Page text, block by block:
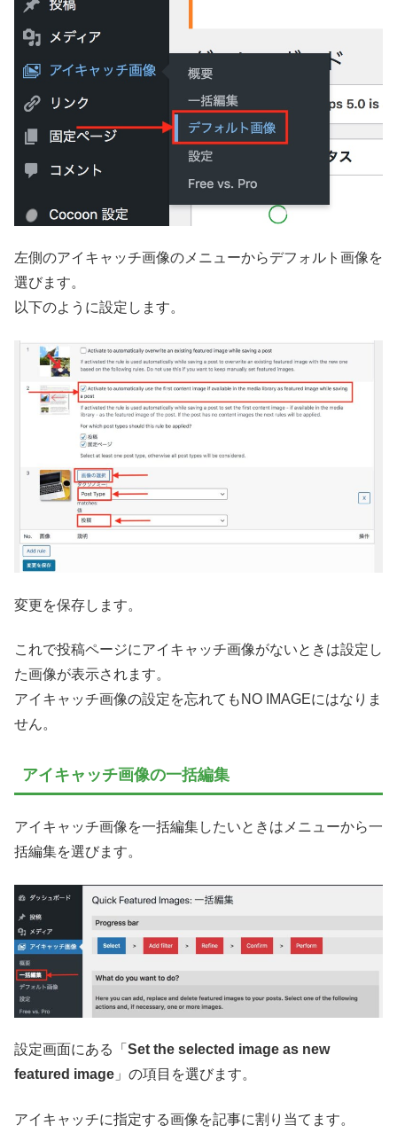
左側のアイキャッチ画像のメニューからデフォルト画像を
選びます。
以下のように設定します。
変更を保存します。
これで投稿ページにアイキャッチ画像がないときは設定し
た画像が表示されます。
アイキャッチ画像の設定を忘れてもNO IMAGEにはなりま
せん。
アイキャッチ画像の一括編集
アイキャッチ画像を一括編集したいときはメニューから一
括編集を選びます。
設定画面にある「 Set the selected image as new
featured image 」の項目を選びます。
アイキャッチに指定する画像を記事に割り当てます。